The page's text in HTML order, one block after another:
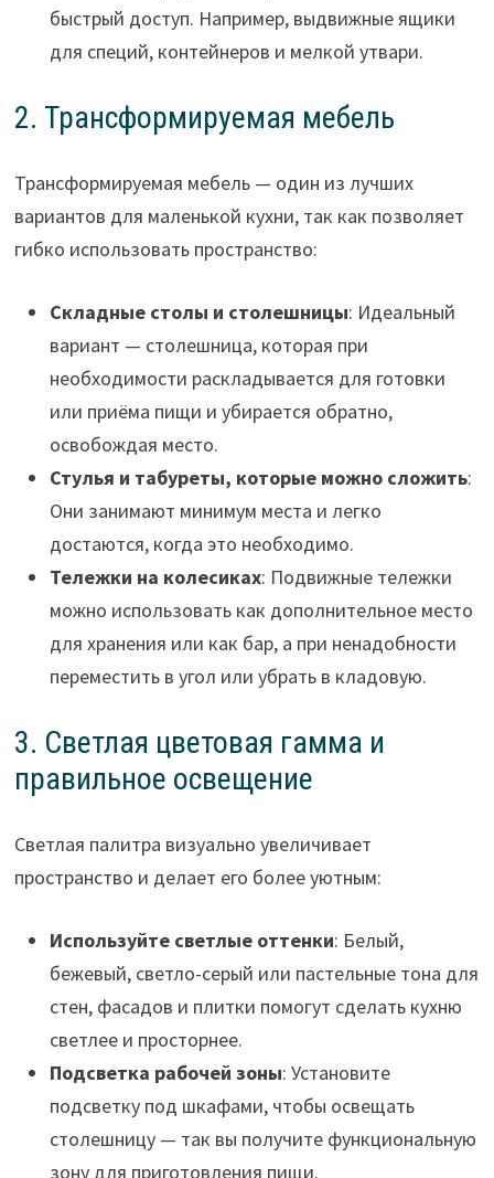
быстрый доступ. Например, выдвижные ящики
для специй, контейнеров и мелкой утвари.
2. Трансформируемая мебель
Трансформируемая мебель — один из лучших
вариантов для маленькой кухни, так как позволяет
гибко использовать пространство:
Складные столы и столешницы: Идеальный
вариант — столешница, которая при
необходимости раскладывается для готовки
или приёма пищи и убирается обратно,
освобождая место.
Стулья и табуреты, которые можно сложить:
Они занимают минимум места и легко
достаются, когда это необходимо.
Тележки на колесиках: Подвижные тележки
можно использовать как дополнительное место
для хранения или как бар, а при ненадобности
переместить в угол или убрать в кладовую.
3. Светлая цветовая гамма и
правильное освещение
Светлая палитра визуально увеличивает
пространство и делает его более уютным:
Используйте светлые оттенки: Белый,
бежевый, светло-серый или пастельные тона для
стен, фасадов и плитки помогут сделать кухню
светлее и просторнее.
Подсветка рабочей зоны: Установите
подсветку под шкафами, чтобы освещать
столешницу — так вы получите функциональную
зону для приготовления пищи.